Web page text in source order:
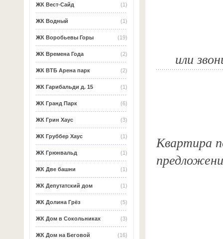
(1)
ЖК Вест-Сайд
(1)
ЖК Водный
(19)
ЖК Воробьевы Горы
(2)
ЖК Времена Года
(2)
ЖК ВТБ Арена парк
(1)
ЖК Гарибальди д. 15
(6)
ЖК Гранд Парк
(3)
ЖК Грин Хаус
(1)
ЖК Груббер Хаус
(1)
ЖК Грюнвальд
(1)
ЖК Две башни
(1)
ЖК Депутатский дом
(5)
ЖК Долина Грёз
(3)
ЖК Дом в Сокольниках
(16)
ЖК Дом на Беговой
или
Квартира